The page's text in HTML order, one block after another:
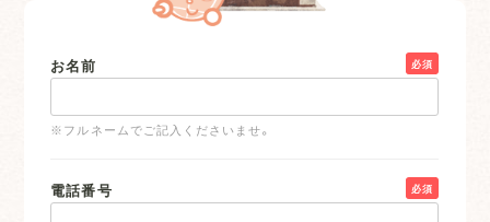
お名前 必須
※フルネームでご記入くださいませ。
電話番号 必須